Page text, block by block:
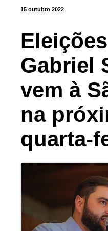
15 outubro 2022
Gabriel
vem à
na
quarta-